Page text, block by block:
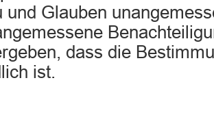
und Glauben
dass die
ist.